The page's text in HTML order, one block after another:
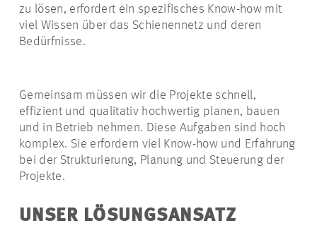
zu lösen, erfordert ein spezifisches Know-how mit
viel Wissen über das Schienennetz und deren
Bedürfnisse.
Gemeinsam müssen wir die Projekte schnell,
effizient und qualitativ hochwertig planen, bauen
und in Betrieb nehmen. Diese Aufgaben sind hoch
komplex. Sie erfordern viel Know-how und Erfahrung
bei der Strukturierung, Planung und Steuerung der
Projekte.
UNSER LÖSUNGSANSATZ